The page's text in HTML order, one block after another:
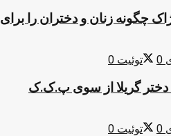
چگونه زنان و دختران را
0 توئیت 0
دختر گریلا از سوی پ.ک.ک
0 توئیت 0